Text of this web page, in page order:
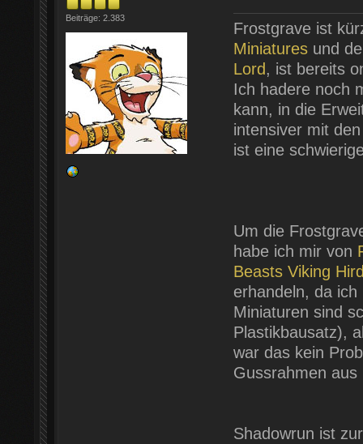
Beiträge: 2.383
Frostgrave ist
Miniaturesund
Lord , ist bereits
Ich hadere noch
kann, in die
intensiver mit
ist eine
Um die
habe ich mir von
Beasts Viking
erhandeln, da
Miniaturen sind
Plastikbausatz),
war das kein
Gussrahmen
Shadowrun ist